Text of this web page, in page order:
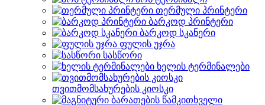
თერმული პრინტერი
ბარკოდ პრინტერი
ბარკოდ სკანერი
ფულის უჯრა
სასწორი
ხელის ტერმინალები
თვითმომსახურების კიოსკი